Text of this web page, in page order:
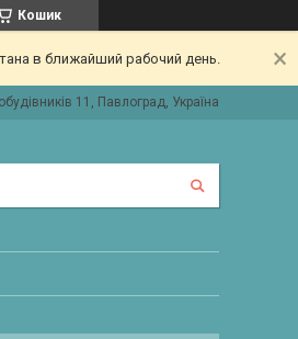
Кошик
в ближайший рабочий день.
11, Павлоград, Україна